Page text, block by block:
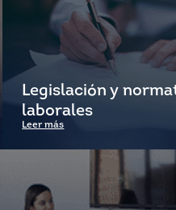
Legislación y
laborales
Leer más